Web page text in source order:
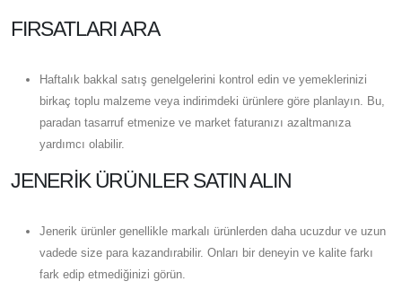
FIRSATLARI ARA
Haftalık bakkal satış genelgelerini kontrol edin ve yemeklerinizi
birkaç toplu malzeme veya indirimdeki ürünlere göre planlayın. Bu,
paradan tasarruf etmenize ve market faturanızı azaltmanıza
yardımcı olabilir.
JENERIK ÜRÜNLER SATIN ALIN
Jenerik ürünler genellikle markalı ürünlerden daha ucuzdur ve uzun
vadede size para kazandırabilir. Onları bir deneyin ve kalite farkı
fark edip etmediğinizi görün.